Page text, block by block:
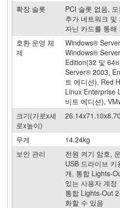
확장 슬롯
PCI 슬롯 없음,
추가 네트워크 및
자닌 카드를 통해
호환 운영 체
제
Windows®
Windows®
Edition(32 및 64
Server® 2003,
트 에디션), Red
Linux Enterprise
비트 에디션),
크기(가로x세
로x높이)
무게
14.24kg
보안 관리
전원 켜기 암호,
USB 드라이브 키
개, 통합 Lights-
있는 사용자 계정
통합 Lights-Out
화할 수 있음
0
IIIi
0
Sun
V
0
Dell
0
Rack
Servers